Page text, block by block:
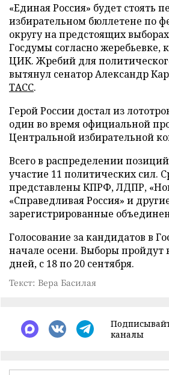
«Единая Россия» будет стоять
избирательном бюллетене по
округу на предстоящих
Госдумы согласно жеребьевке,
ЦИК. Жребий для
вытянул сенатор Александр
ТАСС.
Герой России достал из
один во время официальной
Центральной избирательной
Всего в распределении
участие 11 политических сил.
представлены КПРФ, ЛДПР,
«Справедливая Россия» и
зарегистрированные
Голосование за кандидатов в
начале осени. Выборы пройдут
дней, с 18 по 20 сентября.
Текст: Вера Басилая
каналы